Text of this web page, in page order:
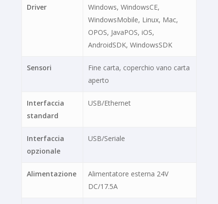
Driver
Windows, WindowsCE,
WindowsMobile, Linux, Mac,
OPOS, JavaPOS, iOS,
AndroidSDK, WindowsSDK
Sensori
Fine carta, coperchio vano carta
aperto
Interfaccia
standard
USB/Ethernet
Interfaccia
opzionale
USB/Seriale
Alimentazione
Alimentatore esterna 24V
DC/17.5A